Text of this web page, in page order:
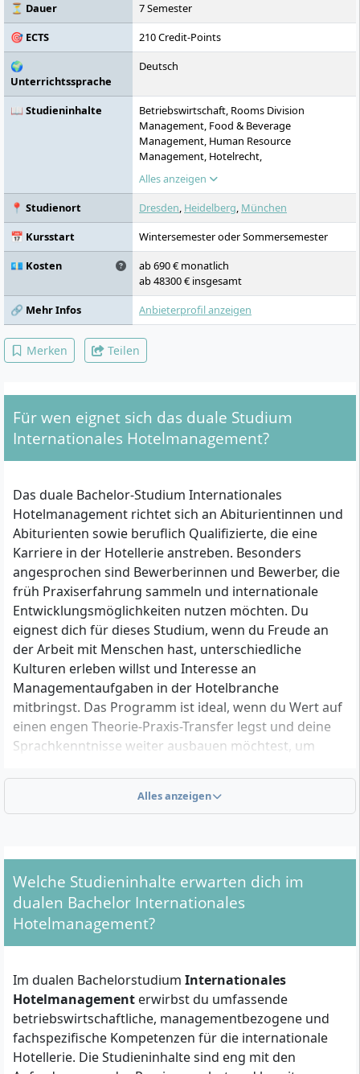
⏳ Dauer
7 Semester
🎯 ECTS
210 Credit-Points
🌍
Unterrichtssprache
Deutsch
📖 Studieninhalte
Betriebswirtschaft, Rooms Division
Management, Food & Beverage
Management, Human Resource
Management, Hotelrecht,
Rechnungswesen, Controlling, Marketing,
Sales, Qualitäts- und Prozessmanagement,
Sprachkurse Englisch und weitere
Fremdsprache, Soft Skills,
Unternehmensführung, Leadership,
Digitalisierung, Nachhaltigkeit,
Praxisphasen, Bachelorarbeit
Alles anzeigen
📍 Studienort
Dresden, Heidelberg, München
📅 Kursstart
Wintersemester oder Sommersemester
💶 Kosten
ab 690 € monatlich
ab 48300 € insgesamt
🔗 Mehr Infos
Anbieterprofil anzeigen
Merken Teilen
Für wen eignet sich das duale Studium
Internationales Hotelmanagement?
Das duale Bachelor-Studium Internationales
Hotelmanagement richtet sich an Abiturientinnen und
Abiturienten sowie beruflich Qualifizierte, die eine
Karriere in der Hotellerie anstreben. Besonders
angesprochen sind Bewerberinnen und Bewerber, die
früh Praxiserfahrung sammeln und internationale
Entwicklungsmöglichkeiten nutzen möchten. Du
eignest dich für dieses Studium, wenn du Freude an
der Arbeit mit Menschen hast, unterschiedliche
Kulturen erleben willst und Interesse an
Managementaufgaben in der Hotelbranche
mitbringst. Das Programm ist ideal, wenn du Wert auf
einen engen Theorie-Praxis-Transfer legst und deine
Sprachkenntnisse weiter ausbauen möchtest, um
Für die Zulassung zum dualen Bachelorstudiengang
Internationales Hotelmanagement an der SRH
University benötigst du eineallgemeine
Hochschulreife (Abitur)
eine gleichwertige Hochschulzugangsberechtigung.
qualifizierte Berufstätigeberechtigt dich zur
Bewerbung. Zusätzlich musst du folgende Unterlagen
einreichen:
Vollständiger Lebenslauf mit aktuellem Passfoto
Alles anzeigen
Welche Studieninhalte erwarten dich im
dualen Bachelor Internationales
Hotelmanagement?
Im dualen Bachelorstudium Internationales
Hotelmanagement erwirbst du umfassende
betriebswirtschaftliche, managementbezogene und
fachspezifische Kompetenzen für die internationale
Hotellerie. Die Studieninhalte sind eng mit den